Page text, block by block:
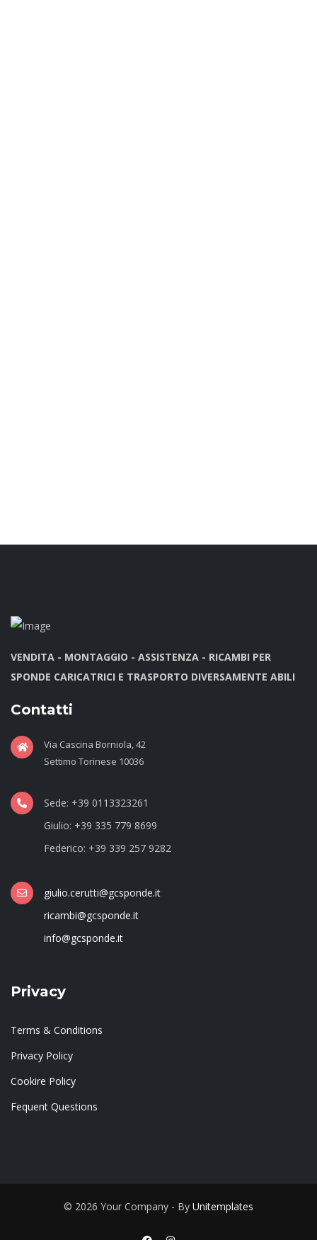
VENDITA - MONTAGGIO - ASSISTENZA - RICAMBI PER
SPONDE CARICATRICI E TRASPORTO DIVERSAMENTE ABILI
Contatti
Via Cascina Borniola, 42
Settimo Torinese 10036
Sede: +39 0113323261
Giulio: +39 335 779 8699
Federico: +39 339 257 9282
giulio.cerutti@gcsponde.it
ricambi@gcsponde.it
info@gcsponde.it
Privacy
Terms & Conditions
Privacy Policy
Cookire Policy
Fequent Questions
© 2026 Your Company - By Unitemplates